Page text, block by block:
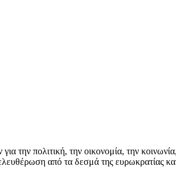
την πολιτική, την οικονομία, την
από τα δεσμά της ευρωκρατίας